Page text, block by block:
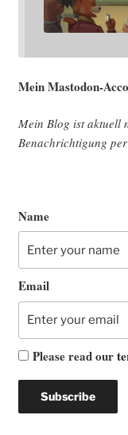
Mein Mast­o­don-
Mein Blog ist aktu­ell
Benach­rich­ti­gung
Name
Email
Please read our